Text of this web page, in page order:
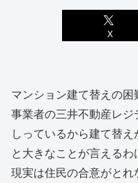
X
マンション建て替えの困
事業者の三井不動産レジ
しっているから建て替
と大きなことが言えるわ
現実は住民の合意がと